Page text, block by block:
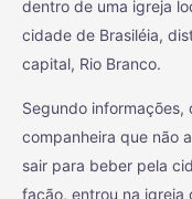
dentro de uma igreja
cidade de Brasiléia,
capital, Rio Branco.
Segundo informações,
companheira que não
sair para beber pela
facão, entrou na igreja